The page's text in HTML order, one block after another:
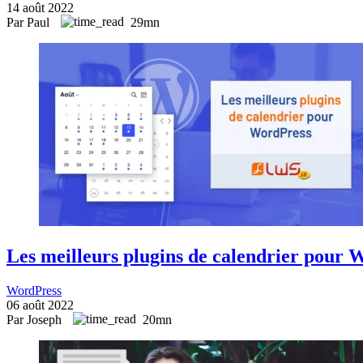
14 août 2022
Par Paul
29mn
Les meilleurs plugins de calendrier pour
WordPress
06 août 2022
Par Joseph
20mn